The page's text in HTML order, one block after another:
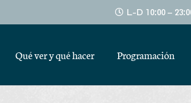
L-D 10:00 –
Qué ver y qué hacer Programación